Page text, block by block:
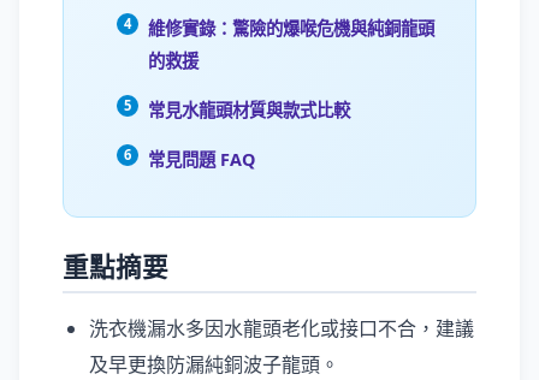
維修實錄：驚險的爆喉危機與純銅龍頭
的救援
常見水龍頭材質與款式比較
常見問題 FAQ
重點摘要
洗衣機漏水多因水龍頭老化或接口不合，建議
及早更換防漏純銅波子龍頭。